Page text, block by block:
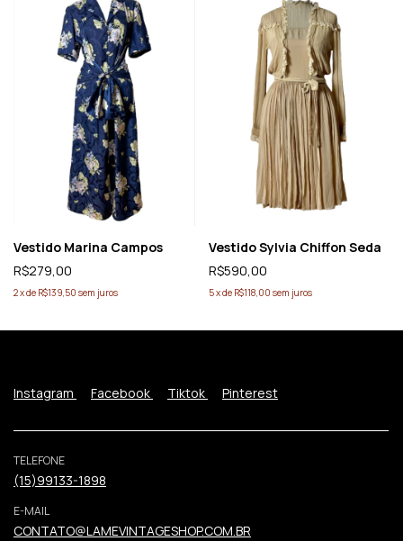
Vestido Marina Campos
R$279,00
2xde R$139,50 sem juros
Vestido Sylvia Chiffon Seda
R$590,00
5xde R$118,00 sem juros
Instagram Facebook Tiktok Pinterest
TELEFONE
(15)99133-1898
E-MAIL
CONTATO@LAMEVINTAGESHOP.COM.BR